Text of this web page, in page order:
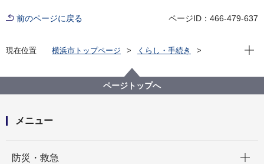
前のページに戻る ページID：466-479-637
現在位置 横浜市トップページ
くらし・手続き
地産地消の取組「買う・味わう」
よこはまの農畜産物を味わう(よこはま地産地消サポー
ト店等)
現在
ページトップへ
メニュー
防災・救急